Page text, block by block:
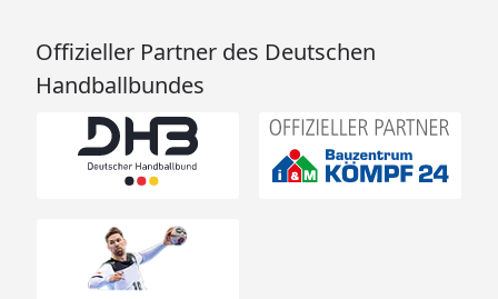
Karibu Kinderspielturm Lotti - Technische
Daten
Karibu Kinderspielturm Lotti -
Doppelschaukelanbau inkl. Klettergerüst -
Technische Daten
Anbauplattform - Technische Daten
Karibu Kinderspielturm Lotti - Kletterwand -
Technische Daten
Offizieller Partner des Deutschen
Handballbundes